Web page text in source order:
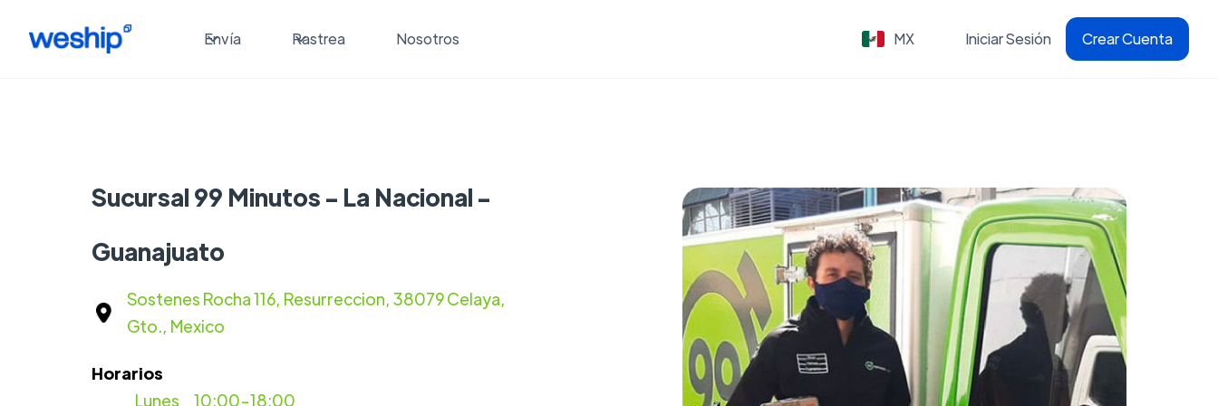
Envía Rastrea Nosotros MX Iniciar Sesión Crear Cuenta
Sucursal 99 Minutos - La Nacional -
Guanajuato
Sostenes Rocha 116, Resurreccion, 38079 Celaya,
Gto., Mexico
Horarios
10:00-18:00
Lunes